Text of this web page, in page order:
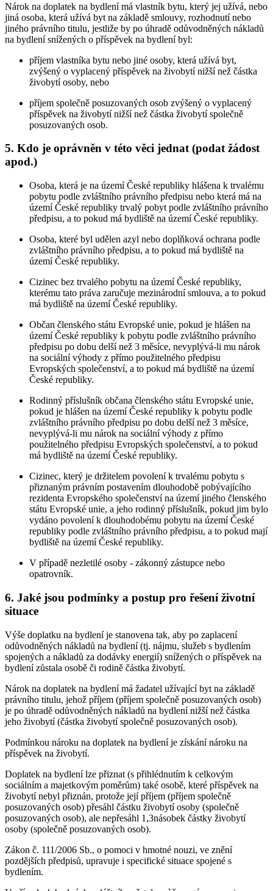
Nárok na doplatek na bydlení má vlastník bytu, který jej užívá, nebo
jiná osoba, která užívá byt na základě smlouvy, rozhodnutí nebo
jiného právního titulu, jestliže by po úhradě odůvodněných nákladů
na bydlení snížených o příspěvek na bydlení byl:
příjem vlastníka bytu nebo jiné osoby, která užívá byt,
zvýšený o vyplacený příspěvek na živobytí nižší než částka
živobytí osoby, nebo
příjem společně posuzovaných osob zvýšený o vyplacený
příspěvek na živobytí nižší než částka živobytí společně
posuzovaných osob.
5. Kdo je oprávněn v této věci jednat (podat žádost
apod.)
Osoba, která je na území České republiky hlášena k trvalému
pobytu podle zvláštního právního předpisu nebo která má na
území České republiky trvalý pobyt podle zvláštního právního
předpisu, a to pokud má bydliště na území České republiky.
Osoba, které byl udělen azyl nebo doplňková ochrana podle
zvláštního právního předpisu, a to pokud má bydliště na
území České republiky.
Cizinec bez trvalého pobytu na území České republiky,
kterému tato práva zaručuje mezinárodní smlouva, a to pokud
má bydliště na území České republiky.
Občan členského státu Evropské unie, pokud je hlášen na
území České republiky k pobytu podle zvláštního právního
předpisu po dobu delší než 3 měsíce, nevyplývá-li mu nárok
na sociální výhody z přímo použitelného předpisu
Evropských společenství, a to pokud má bydliště na území
České republiky.
Rodinný příslušník občana členského státu Evropské unie,
pokud je hlášen na území České republiky k pobytu podle
zvláštního právního předpisu po dobu delší než 3 měsíce,
nevyplývá-li mu nárok na sociální výhody z přímo
použitelného předpisu Evropských společenství, a to pokud
má bydliště na území České republiky.
Cizinec, který je držitelem povolení k trvalému pobytu s
přiznaným právním postavením dlouhodobě pobývajícího
rezidenta Evropského společenství na území jiného členského
státu Evropské unie, a jeho rodinný příslušník, pokud jim bylo
vydáno povolení k dlouhodobému pobytu na území České
republiky podle zvláštního právního předpisu, a to pokud mají
bydliště na území České republiky.
V případě nezletilé osoby - zákonný zástupce nebo
opatrovník.
6. Jaké jsou podmínky a postup pro řešení životní
situace
Výše doplatku na bydlení je stanovena tak, aby po zaplacení
odůvodněných nákladů na bydlení (tj. nájmu, služeb s bydlením
spojených a nákladů za dodávky energií) snížených o příspěvek na
bydlení zůstala osobě či rodině částka živobytí.
Nárok na doplatek na bydlení má žadatel užívající byt na základě
právního titulu, jehož příjem (příjem společně posuzovaných osob)
je po úhradě odůvodněných nákladů na bydlení nižší než částka
jeho živobytí (částka živobytí společně posuzovaných osob).
Podmínkou nároku na doplatek na bydlení je získání nároku na
příspěvek na živobytí.
Doplatek na bydlení lze přiznat (s přihlédnutím k celkovým
sociálním a majetkovým poměrům) také osobě, které příspěvek na
živobytí nebyl přiznán, protože její příjem (příjem společně
posuzovaných osob) přesáhl částku živobytí osoby (společně
posuzovaných osob), ale nepřesáhl 1,3násobek částky živobytí
osoby (společně posuzovaných osob).
Zákon č. 111/2006 Sb., o pomoci v hmotné nouzi, ve znění
pozdějších předpisů, upravuje i specifické situace spojené s
bydlením.